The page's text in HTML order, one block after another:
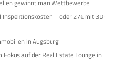
gewinnt man Wettbewerbe
Inspektionskosten – oder 27€ mit 3D-
in Augsburg
Fokus auf der Real Estate Lounge in